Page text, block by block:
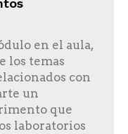
en el aula,
los temas
con
un
que
laboratorios